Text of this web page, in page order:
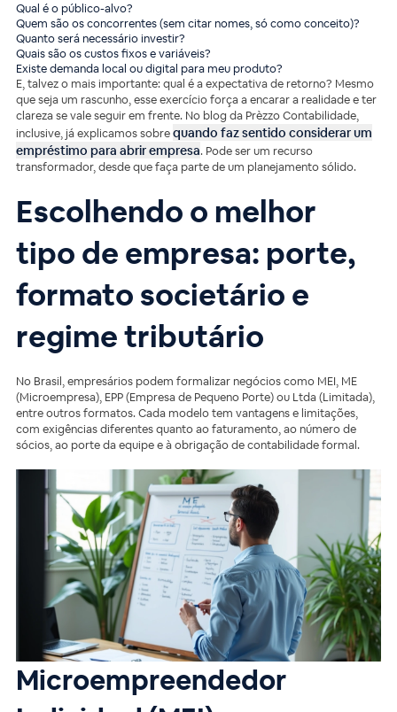
Qual é o público-alvo?
Quem são os concorrentes (sem citar nomes, só como conceito)?
Quanto será necessário investir?
Quais são os custos fixos e variáveis?
Existe demanda local ou digital para meu produto?
E, talvez o mais importante: qual é a expectativa de retorno? Mesmo
que seja um rascunho, esse exercício força a encarar a realidade e ter
clareza se vale seguir em frente. No blog da Prèzzo Contabilidade,
inclusive, já explicamos sobrequando faz sentido considerar um
empréstimo para abrir empresa. Pode ser um recurso
transformador, desde que faça parte de um planejamento sólido.
Escolhendo o melhor
tipo de empresa: porte,
formato societário e
regime tributário
No Brasil, empresários podem formalizar negócios como MEI, ME
(Microempresa), EPP (Empresa de Pequeno Porte) ou Ltda (Limitada),
entre outros formatos. Cada modelo tem vantagens e limitações,
com exigências diferentes quanto ao faturamento, ao número de
sócios, ao porte da equipe e à obrigação de contabilidade formal.
Microempreendedor